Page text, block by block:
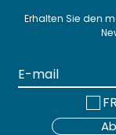
for
earlier
5.0
Erhalten Sie den
FR